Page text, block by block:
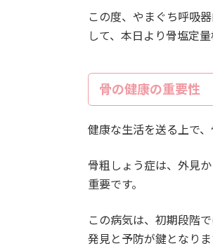
この度、やまぐち呼吸
して、本日より骨塩定
骨の健康の重要性
健康な生活を送る上で、
骨粗しょう症は、外見
重要です。
この病気は、初期段階
発見と予防が鍵となりま